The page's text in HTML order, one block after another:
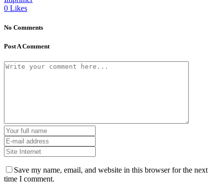
0 Likes
No Comments
Post A Comment
Save my name, email, and website in this browser for the next
time I comment.